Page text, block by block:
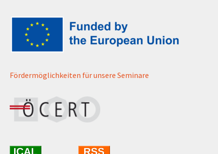
Fördermöglichkeiten für unsere Seminare